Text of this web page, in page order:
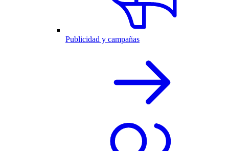
Publicidad y campañas